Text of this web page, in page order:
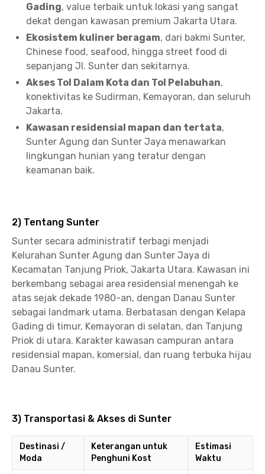
Gading, value terbaik untuk lokasi yang sangat
dekat dengan kawasan premium Jakarta Utara.
Ekosistem kuliner beragam, dari bakmi Sunter,
Chinese food, seafood, hingga street food di
sepanjang Jl. Sunter dan sekitarnya.
Akses Tol Dalam Kota dan Tol Pelabuhan,
konektivitas ke Sudirman, Kemayoran, dan seluruh
Jakarta.
Kawasan residensial mapan dan tertata,
Sunter Agung dan Sunter Jaya menawarkan
lingkungan hunian yang teratur dengan
keamanan baik.
2) Tentang Sunter
Sunter secara administratif terbagi menjadi
Kelurahan Sunter Agung dan Sunter Jaya di
Kecamatan Tanjung Priok, Jakarta Utara. Kawasan ini
berkembang sebagai area residensial menengah ke
atas sejak dekade 1980-an, dengan Danau Sunter
sebagai landmark utama. Berbatasan dengan Kelapa
Gading di timur, Kemayoran di selatan, dan Tanjung
Priok di utara. Karakter kawasan campuran antara
residensial mapan, komersial, dan ruang terbuka hijau
Danau Sunter.
3) Transportasi & Akses di Sunter
Destinasi /
Moda
Keterangan untuk
Penghuni Kost
Estimasi
Waktu